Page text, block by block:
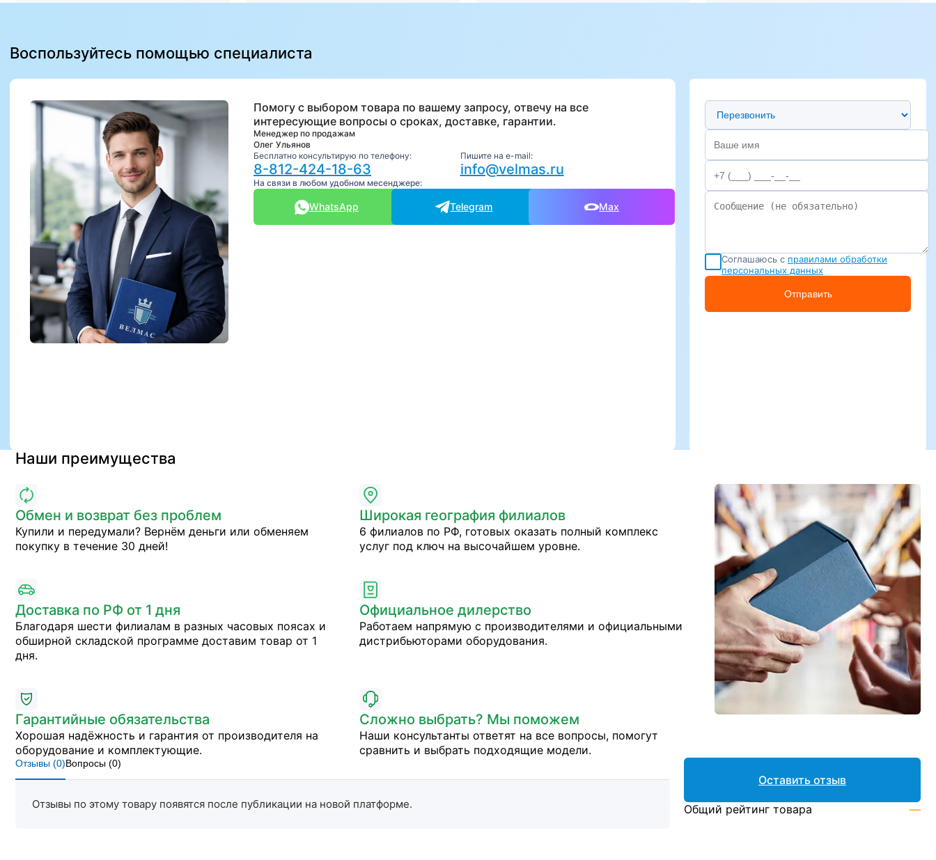
Воспользуйтесь помощью специалиста
Помогу с выбором товара по вашему запросу, отвечу на все
интересующие вопросы о сроках, доставке, гарантии.
Менеджер по продажам
Олег Ульянов
Бесплатно консультирую по телефону:
8-812-424-18-63
Пишите на e-mail:
info@velmas.ru
На связи в любом удобном месенджере:
WhatsApp Telegram Max
Предпочтительный способ связи
Соглашаюсь с правилами обработки
персональных данных
Отправить
Наши преимущества
Обмен и возврат без проблем
Купили и передумали? Вернём деньги или обменяем
покупку в течение 30 дней!
Широкая география филиалов
6 филиалов по РФ, готовых оказать полный комплекс
услуг под ключ на высочайшем уровне.
Доставка по РФ от 1 дня
Благодаря шести филиалам в разных часовых поясах и
обширной складской программе доставим товар от 1
дня.
Официальное дилерство
Работаем напрямую с производителями и официальными
дистрибьюторами оборудования.
Гарантийные обязательства
Хорошая надёжность и гарантия от производителя на
оборудование и комплектующие.
Сложно выбрать? Мы поможем
Наши консультанты ответят на все вопросы, помогут
сравнить и выбрать подходящие модели.
Отзывы (0)Вопросы (0)
Отзывы по этому товару появятся после публикации на новой платформе.
Оставить отзыв
Общий рейтинг товара —